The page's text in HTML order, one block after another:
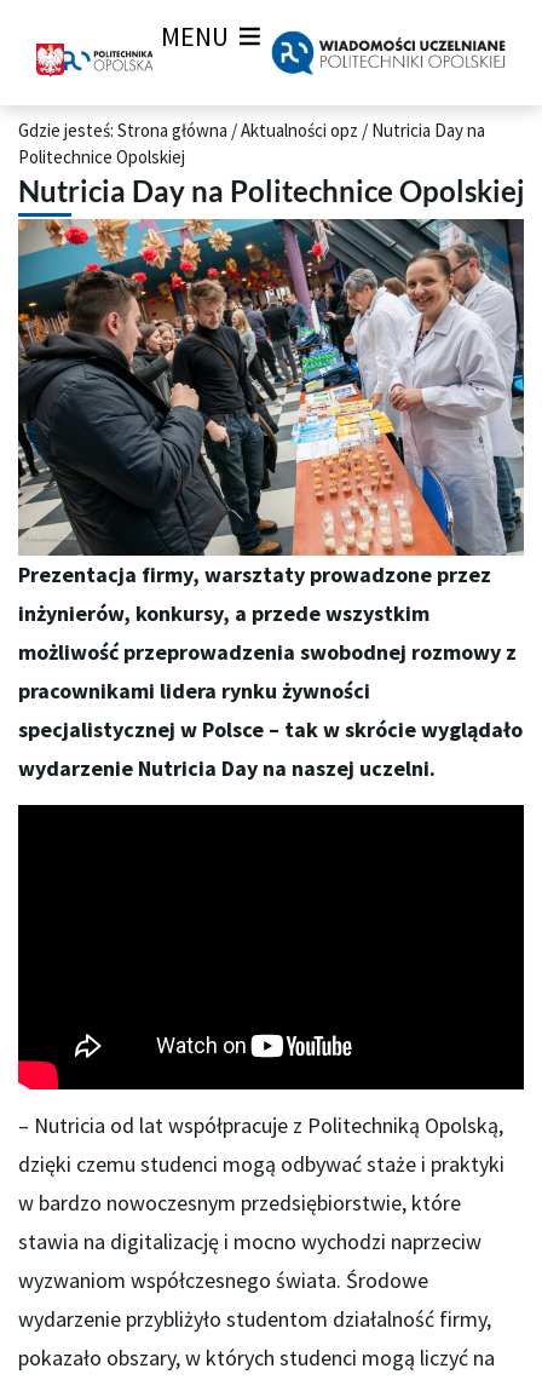
MENU
Gdzie jesteś: Strona główna /Aktualności opz / Nutricia Day na
Politechnice Opolskiej
Nutricia Day na Politechnice Opolskiej
Prezentacja firmy, warsztaty prowadzone przez
inżynierów, konkursy, a przede wszystkim
możliwość przeprowadzenia swobodnej rozmowy z
pracownikami lidera rynku żywności
specjalistycznej w Polsce – tak w skrócie wyglądało
wydarzenie Nutricia Day na naszej uczelni.
– Nutricia od lat współpracuje z Politechniką Opolską,
dzięki czemu studenci mogą odbywać staże i praktyki
w bardzo nowoczesnym przedsiębiorstwie, które
stawia na digitalizację i mocno wychodzi naprzeciw
wyzwaniom współczesnego świata. Środowe
wydarzenie przybliżyło studentom działalność firmy,
pokazało obszary, w których studenci mogą liczyć na